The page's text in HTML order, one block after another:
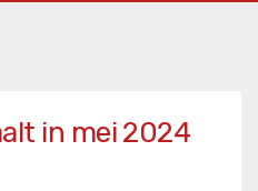
in mei 2024